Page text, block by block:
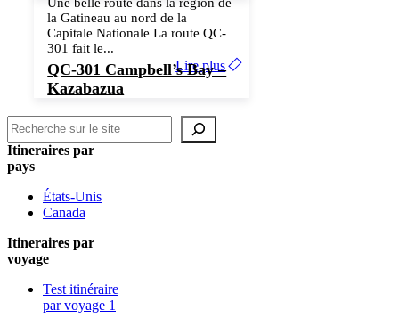
la Gatineau au nord de la
Capitale Nationale La route QC-
301 fait le...
Lire plus
QC-301 Campbell’s Bay –
Kazabazua
Recherche
Itineraires par
pays
États-Unis
Canada
Itineraires par
voyage
Test itinéraire
par voyage 1